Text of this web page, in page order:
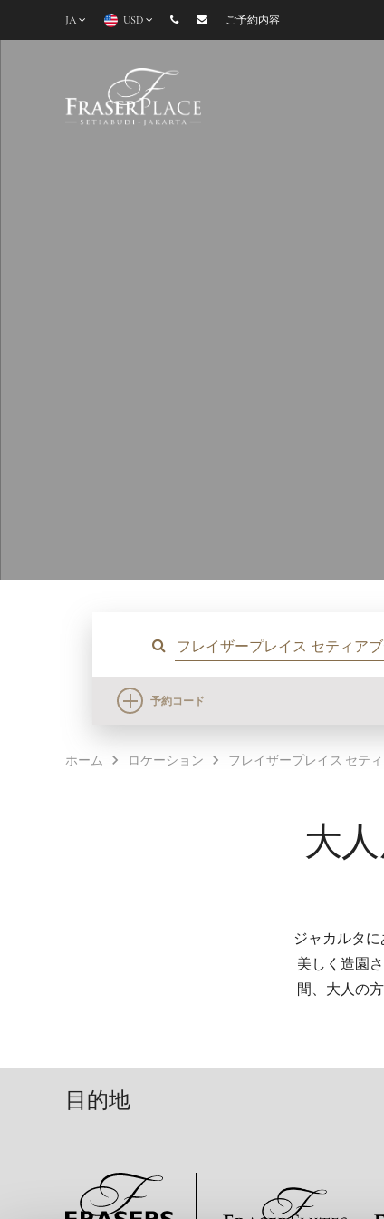
JA USD ご予約内容
予約コード
ホーム ロケーション フレイザープレイス セテ
大
ジャカルタ
美しく造園
間、大人の
目的地